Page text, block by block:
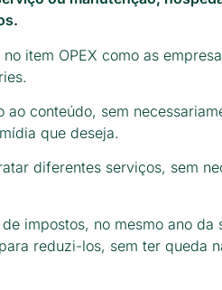
item OPEX como as
conteúdo, sem
que deseja.
diferentes serviços, sem
impostos, no mesmo ano da
reduzi-los, sem ter queda